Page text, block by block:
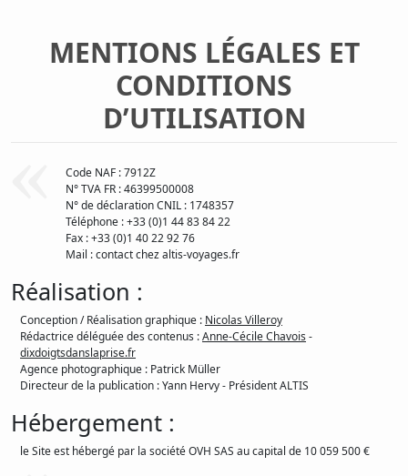
MENTIONS LÉGALES ET
CONDITIONS
D’UTILISATION
Code NAF : 7912Z
N° TVA FR : 46399500008
N° de déclaration CNIL : 1748357
Téléphone : +33 (0)1 44 83 84 22
Fax : +33 (0)1 40 22 92 76
Mail : contactchezaltis-voyages.fr
Réalisation :
Conception / Réalisation graphique : Nicolas Villeroy
Rédactrice déléguée des contenus :Anne-Cécile Chavois -
dixdoigtsdanslaprise.fr
Agence photographique : Patrick Müller
Directeur de la publication : Yann Hervy - Président ALTIS
Hébergement :
le Site est hébergé par la société OVH SAS au capital de 10 059 500 €